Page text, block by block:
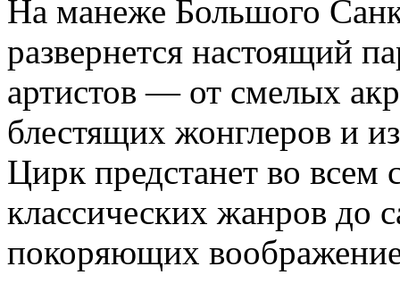
На манеже Большого
развернется настоящий
артистов — от смелых
блестящих жонглеров и
Цирк предстанет во
классических жанров
покоряющих